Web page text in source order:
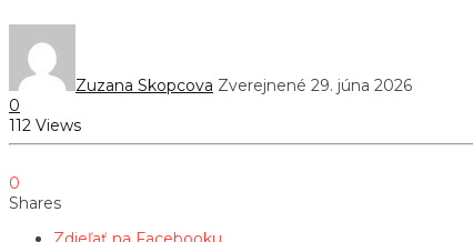
Zuzana Skopcova Zverejnené 29. júna 2026
0
112 Views
0
Shares